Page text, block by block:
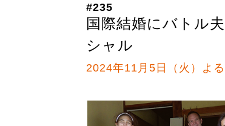
#235
国際結婚にバトル
シャル
2024年11月5日（火）よ